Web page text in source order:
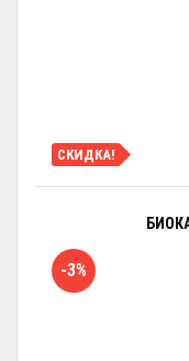
СКИДКА!
-3%